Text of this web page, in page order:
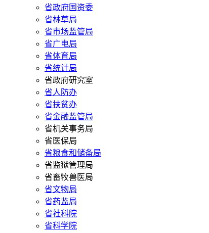
省政府国资委
省林草局
省市场监管局
省广电局
省体育局
省统计局
省政府研究室
省人防办
省扶贫办
省金融监管局
省机关事务局
省医保局
省粮食和储备局
省监狱管理局
省畜牧兽医局
省文物局
省药监局
省社科院
省科学院